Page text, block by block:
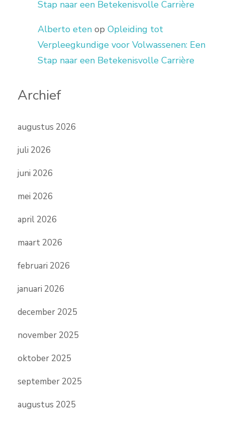
Stap naar een Betekenisvolle Carrière
Alberto eten op Opleiding tot
Verpleegkundige voor Volwassenen: Een
Stap naar een Betekenisvolle Carrière
Archief
augustus 2026
juli 2026
juni 2026
mei 2026
april 2026
maart 2026
februari 2026
januari 2026
december 2025
november 2025
oktober 2025
september 2025
augustus 2025